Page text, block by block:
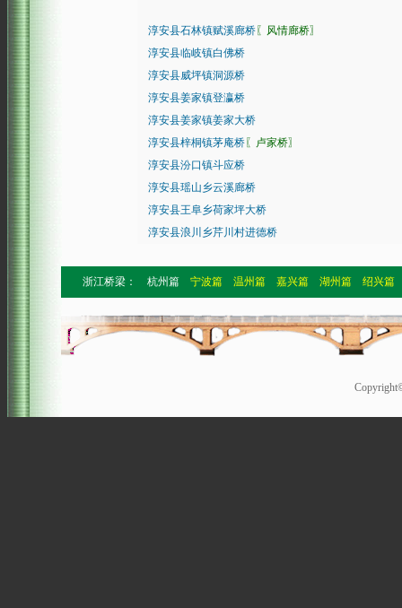
淳安县石林镇赋溪廊桥 〖风情廊桥〗
淳安县临岐镇白佛桥
淳安县威坪镇洞源桥
淳安县姜家镇登瀛桥
淳安县姜家镇姜家大桥
淳安县梓桐镇茅庵桥 〖卢家桥〗
淳安县汾口镇斗应桥
淳安县瑶山乡云溪廊桥
淳安县王阜乡荷家坪大桥
淳安县浪川乡芹川村进德桥
浙江桥梁： 杭州篇 宁波篇 温州篇 嘉兴篇 湖州篇 绍兴篇